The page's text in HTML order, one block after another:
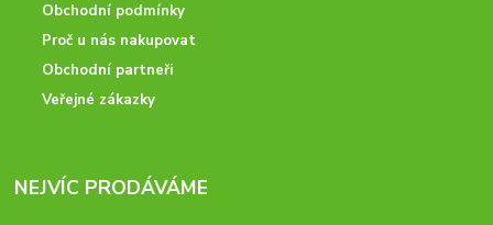
Obchodní podmínky
Proč u nás nakupovat
Obchodní partneři
Veřejné zákazky
NEJVÍC PRODÁVÁME